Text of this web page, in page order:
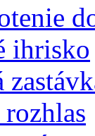
ihrisko